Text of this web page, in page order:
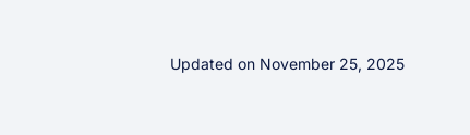
Updated on November 25, 2025